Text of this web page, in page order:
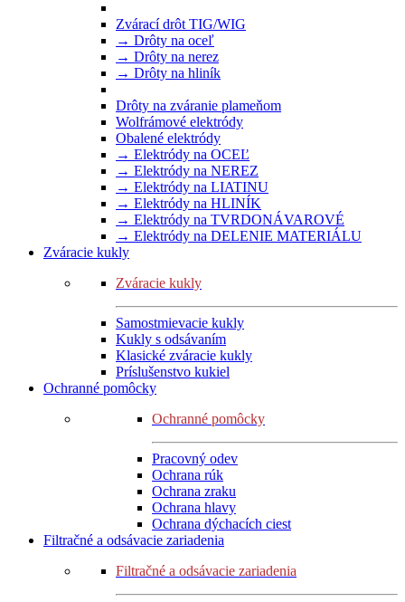
Zvárací drôt TIG/WIG
→ Drôty na oceľ
→ Drôty na nerez
→ Drôty na hliník
Drôty na zváranie plameňom
Wolfrámové elektródy
Obalené elektródy
→ Elektródy na OCEĽ
→ Elektródy na NEREZ
→ Elektródy na LIATINU
→ Elektródy na HLINÍK
→ Elektródy na TVRDONÁVAROVÉ
→ Elektródy na DELENIE MATERIÁLU
Zváracie kukly
Zváracie kukly
Samostmievacie kukly
Kukly s odsávaním
Klasické zváracie kukly
Príslušenstvo kukiel
Ochranné pomôcky
Ochranné pomôcky
Pracovný odev
Ochrana rúk
Ochrana zraku
Ochrana hlavy
Ochrana dýchacích ciest
Filtračné a odsávacie zariadenia
Filtračné a odsávacie zariadenia